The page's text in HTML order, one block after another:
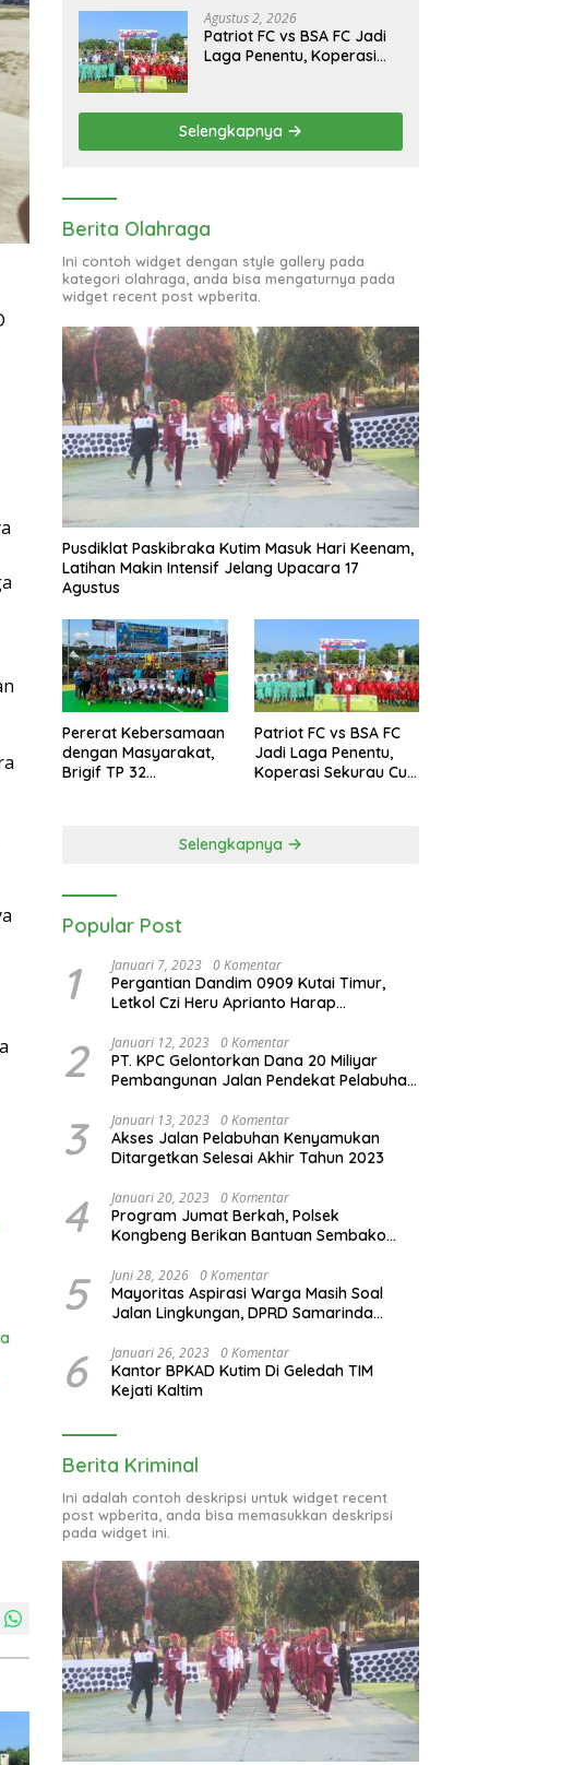
Danbrigif Cup I
Agustus 2, 2026
Patriot FC vs BSA FC Jadi
Laga Penentu, Koperasi
Selengkapnya
Berita Olahraga
Ini contoh widget dengan style gallery pada
kategori olahraga, anda bisa mengaturnya pada
widget recent post wpberita.
Pusdiklat Paskibraka Kutim Masuk Hari Keenam,
Latihan Makin Intensif Jelang Upacara 17
Agustus
Pererat Kebersamaan
dengan Masyarakat,
Brigif TP 32
Patriot FC vs BSA FC
Jadi Laga Penentu,
Koperasi Sekurau Cup
Selengkapnya
Popular Post
1 Januari 7, 2023 0 Komentar
Pergantian Dandim 0909 Kutai Timur,
Letkol Czi Heru Aprianto Harap
2 Januari 12, 2023 0 Komentar
PT. KPC Gelontorkan Dana 20 Miliyar
Pembangunan Jalan Pendekat Pelabuhan
3 Januari 13, 2023 0 Komentar
Akses Jalan Pelabuhan Kenyamukan
Ditargetkan Selesai Akhir Tahun 2023
4 Januari 20, 2023 0 Komentar
Program Jumat Berkah, Polsek
Kongbeng Berikan Bantuan Sembako
Yatim
5 Juni 28, 2026 0 Komentar
Mayoritas Aspirasi Warga Masih Soal
Jalan Lingkungan, DPRD Samarinda
6 Januari 26, 2023 0 Komentar
Kantor BPKAD Kutim Di Geledah TIM
Kejati Kaltim
Berita Kriminal
Ini adalah contoh deskripsi untuk widget recent
post wpberita, anda bisa memasukkan deskripsi
pada widget ini.